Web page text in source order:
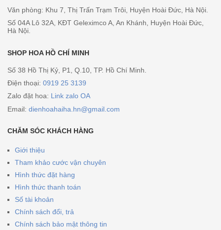
Văn phòng: Khu 7, Thị Trấn Trạm Trôi, Huyện Hoài Đức, Hà Nội.
Số 04A Lô 32A, KĐT Geleximco A, An Khánh, Huyện Hoài Đức,
Hà Nội.
SHOP HOA HỒ CHÍ MINH
Số 38 Hồ Thị Kỷ, P1, Q.10, TP. Hồ Chí Minh.
Điện thoại: 0919 25 3139
Zalo đặt hoa: Link zalo OA
Email: dienhoahaiha.hn@gmail.com
CHĂM SÓC KHÁCH HÀNG
Giới thiệu
Tham khảo cước vận chuyên
Hình thức đặt hàng
Hình thức thanh toán
Số tài khoản
Chính sách đổi, trả
Chính sách bảo mật thông tin